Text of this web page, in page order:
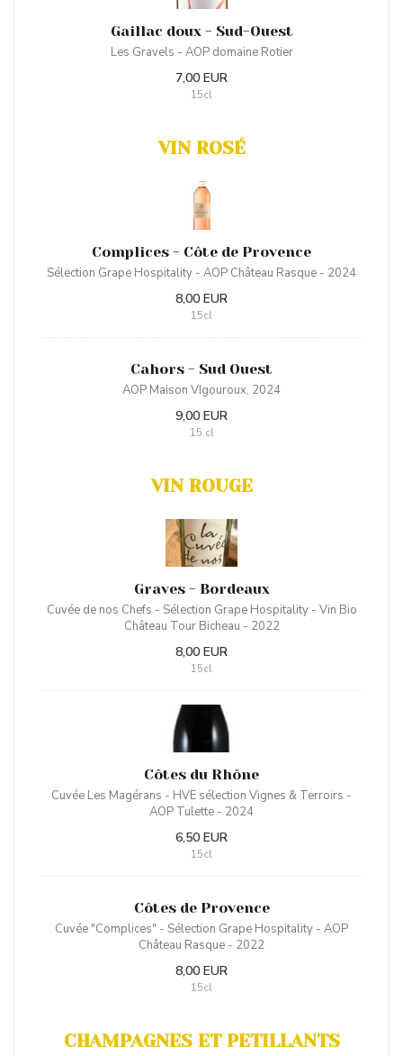
Gaillac doux - Sud-Ouest
Les Gravels - AOP domaine Rotier
7,00 EUR
15cl
VIN ROSÉ
Complices - Côte de Provence
Sélection Grape Hospitality - AOP Château Rasque - 2024
8,00 EUR
15cl
Cahors - Sud Ouest
AOP Maison VIgouroux, 2024
9,00 EUR
15 cl
VIN ROUGE
Graves - Bordeaux
Cuvée de nos Chefs - Sélection Grape Hospitality - Vin Bio
Château Tour Bicheau - 2022
8,00 EUR
15cl
Côtes du Rhône
Cuvée Les Magérans - HVE sélection Vignes & Terroirs -
AOP Tulette - 2024
6,50 EUR
15cl
Côtes de Provence
Cuvée "Complices" - Sélection Grape Hospitality - AOP
Château Rasque - 2022
8,00 EUR
15cl
CHAMPAGNES ET PETILLANTS